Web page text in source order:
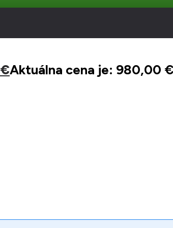
€Aktuálna cena je: 980,00